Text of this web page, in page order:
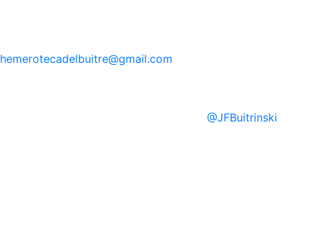
hemerotecadelbuitre@gmail.com
@JFBuitrinski